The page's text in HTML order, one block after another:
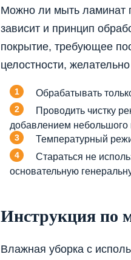
Можно ли мыть ламинат
зависит и принцип
покрытие, требующее
целостности,
Обрабатывать
Проводить чистку
добавлением небольшого
Температурный
Стараться не
основательную
Инструкция по
Влажная уборка с